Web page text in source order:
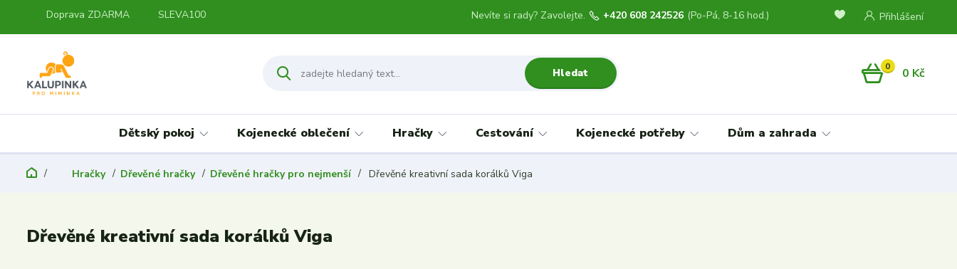
Doprava ZDARMA SLEVA100 Přihlášení
Hledat
Nevíte si rady? Zavolejte. +420 608 242526 (Po-Pá, 8-16 hod.)
0 0 Kč
Dětský pokoj Kojenecké oblečení Hračky Cestování Kojenecké potřeby Dům a zahrada
Hračky Dřevěné hračky Dřevěné hračky pro nejmenší Dřevěné kreativní sada korálků Viga
Dřevěné kreativní sada korálků Viga